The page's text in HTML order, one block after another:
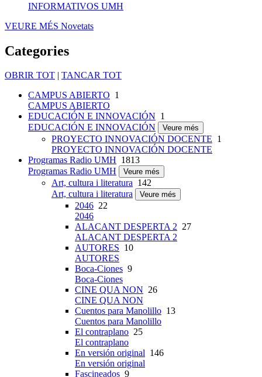
INFORMATIVOS UMH
VEURE MÉS Novetats
Categories
OBRIR TOT | TANCAR TOT
CAMPUS ABIERTO 1
CAMPUS ABIERTO
EDUCACIÓN E INNOVACIÓN 1
EDUCACIÓN E INNOVACIÓN
Veure més
PROYECTO INNOVACIÓN DOCENTE 1
PROYECTO INNOVACIÓN DOCENTE
Programas Radio UMH 1813
Programas Radio UMH
Veure més
Art, cultura i literatura 142
Art, cultura i literatura
Veure més
2046 22
2046
ALACANT DESPERTA 2 27
ALACANT DESPERTA 2
AUTORES 10
AUTORES
Boca-Ciones 9
Boca-Ciones
CINE QUA NON 26
CINE QUA NON
Cuentos para Manolillo 13
Cuentos para Manolillo
El contraplano 25
El contraplano
En versión original 146
En versión original
Fascineados 9